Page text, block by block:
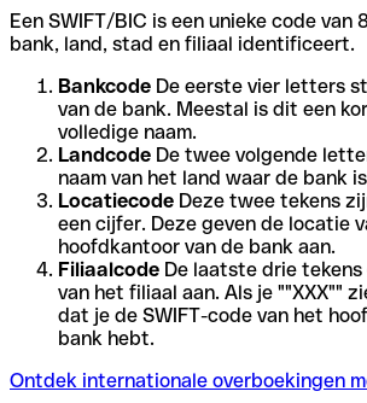
Een SWIFT/BIC is een unieke code van
bank, land, stad en filiaal identificeert.
Bankcode De eerste vier letters
van de bank. Meestal is dit een
volledige naam.
Landcode De twee volgende
naam van het land waar de bank
Locatiecode Deze twee tekens
een cijfer. Deze geven de locatie
hoofdkantoor van de bank aan.
Filiaalcode De laatste drie
van het filiaal aan. Als je ""XXX""
dat je de SWIFT-code van het
bank hebt.
Ontdek internationale overboekingen